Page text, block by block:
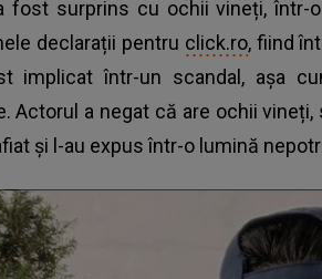
fost surprins cu ochii vineți, într-
declarații pentru click.ro, fiind
implicat într-un scandal, așa
Actorul a negat că are ochii
și l-au expus într-o lumină